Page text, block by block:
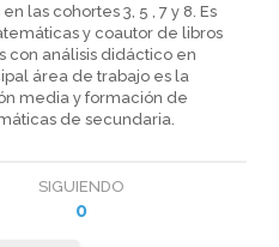
las cohortes 3, 5 , 7 y 8. Es
y coautor de libros
con análisis didáctico en
área de trabajo es la
media y formación de
de secundaria.
SIGUIENDO
0